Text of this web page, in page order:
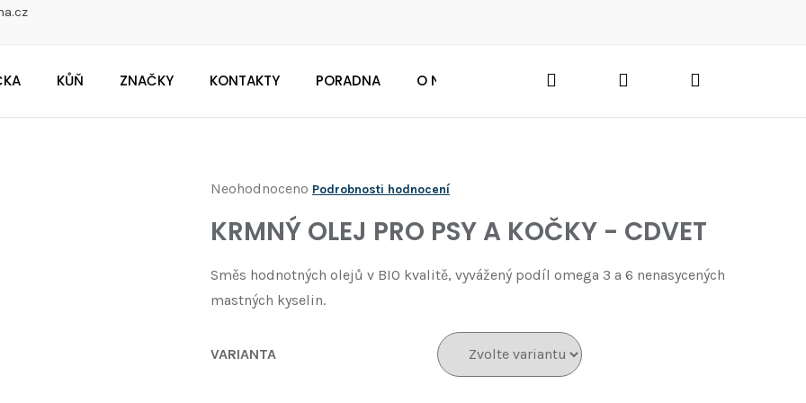
KŮŇ ZNAČKY KONTAKTY PORADNA O NÁS Hledat PřihlášeníNákupní
Průměrné
produktu
hvězdiček.
Neohodnoceno Podrobnosti hodnocení
KRMNÝ OLEJ PRO PSY A KOČKY - CDVET
Směs hodnotných olejů v BIO kvalitě, vyvážený podíl omega 3 a 6 nenasycených
mastných kyselin.
VARIANTA
CO POTŘEBUJETE NAJÍT?